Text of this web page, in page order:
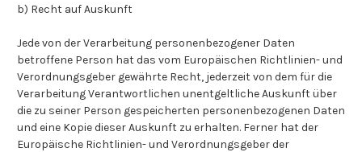
b) Recht auf Auskunft
Jede von der Verarbeitung personenbezogener Daten
betroffene Person hat das vom Europäischen Richtlinien- und
Verordnungsgeber gewährte Recht, jederzeit von dem für die
Verarbeitung Verantwortlichen unentgeltliche Auskunft über
die zu seiner Person gespeicherten personenbezogenen Daten
und eine Kopie dieser Auskunft zu erhalten. Ferner hat der
Europäische Richtlinien- und Verordnungsgeber der